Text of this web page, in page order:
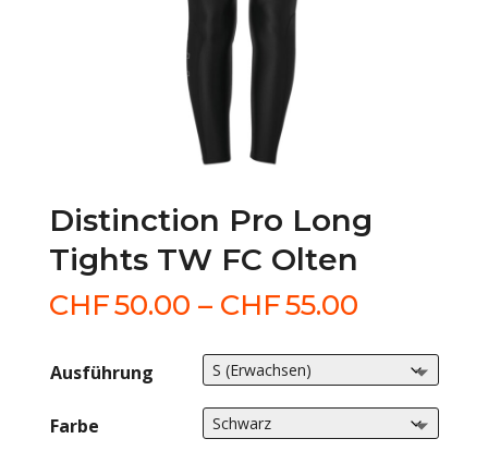
Distinction Pro Long
Tights TW FC Olten
CHF50.00 – CHF55.00
bis
Ausführung
Farbe